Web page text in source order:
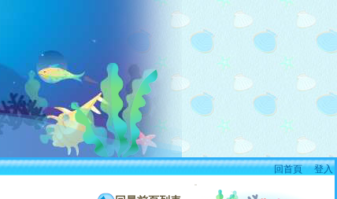
回首頁、登入
:::